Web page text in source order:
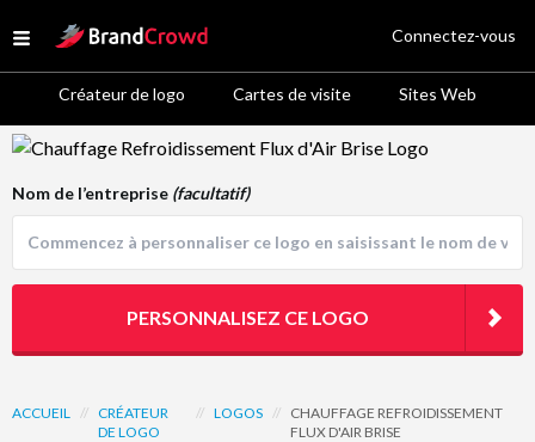
Open menu
Site Logo
Créateur de logo Cartes de visite Sites Web
Connectez-vous
Logo Template Preview
ACCUEIL // CRÉATEUR
DE LOGO
// LOGOS // CHAUFFAGE REFROIDISSEMENT
FLUX D'AIR BRISE
Nom de l’entreprise (facultatif)
PERSONNALISEZ CE LOGO